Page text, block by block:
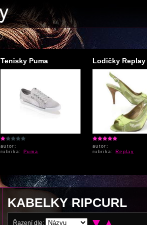
Tenisky Puma
autor:
rubrika: Puma
Lodičky Replay
autor:
rubrika: Replay
KABELKY RIPCURL
Řazení dle: